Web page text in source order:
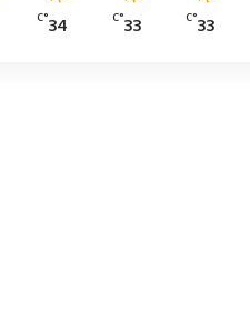
33
°C
33
°C
34
°C